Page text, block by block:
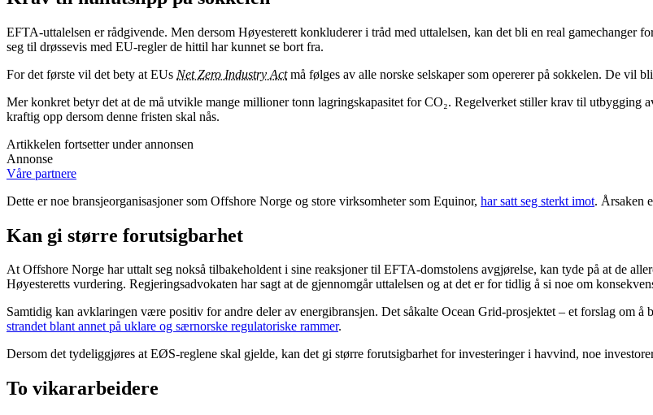
EFTA-uttalelsen er rådgivende. Men dersom Høyesterett konkluderer i tråd med uttalelsen, kan det bli en real gamechanger
seg til drøssevis med EU-regler de hittil har kunnet se bort fra.
For det første vil det bety at EUs Net Zero Industry Actmå følges av alle norske selskaper som opererer på sokkelen. De vil
Mer konkret betyr det at de må utvikle mange millioner tonn lagringskapasitet for CO₂. Regelverket stiller krav til utbygging
kraftig opp dersom denne fristen skal nås.
Artikkelen fortsetter under annonsen
Annonse
Våre partnere
Dette er noe bransjeorganisasjoner som Offshore Norge og store virksomheter som Equinor, har satt seg sterkt imot. Årsaken
Kan gi større forutsigbarhet
At Offshore Norge har uttalt seg nokså tilbakeholdent i sine reaksjoner til EFTA-domstolens avgjørelse, kan tyde på at de
Høyesteretts vurdering. Regjeringsadvokaten har sagt at de gjennomgår uttalelsen og at det er for tidlig å si noe om
Samtidig kan avklaringen være positiv for andre deler av energibransjen. Det såkalte Ocean Grid-prosjektet – et forslag om
strandet blant annet på uklare og særnorske regulatoriske rammer.
Dersom det tydeliggjøres at EØS-reglene skal gjelde, kan det gi større forutsigbarhet for investeringer i havvind, noe
To vikararbeidere